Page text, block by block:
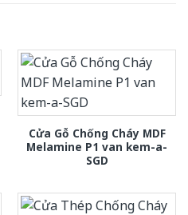
Cửa Gỗ Chống Cháy MDF
Melamine P1 van kem-a-
SGD